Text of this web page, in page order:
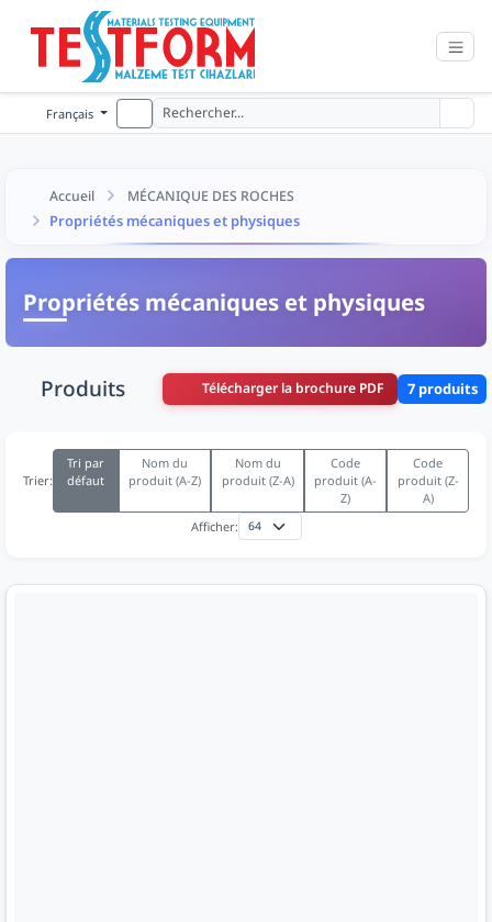
Français
Accueil MÉCANIQUE DES ROCHES
Propriétés mécaniques et physiques
Propriétés mécaniques et physiques
Produits Télécharger la brochure PDF 7 produits
Trier:
Tri par
défaut
Nom du
produit (A-Z)
Nom du
produit (Z-A)
Code
produit (A-
Z)
Code
produit (Z-
A)
Afficher: